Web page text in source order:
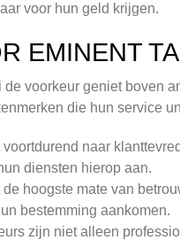
voor hun geld krijgen.
EMINENT
voorkeur geniet boven
die hun service
voortdurend naar
diensten hierop aan.
hoogste mate van
bestemming aankomen.
zijn niet alleen